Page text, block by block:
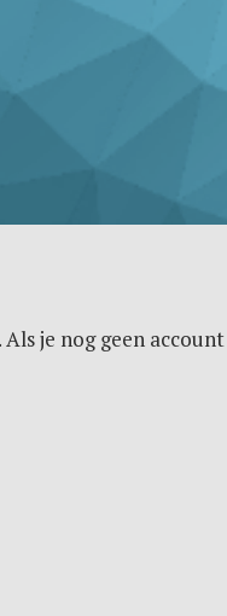
je nog geen